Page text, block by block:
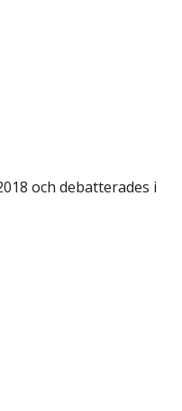
och debatterades i